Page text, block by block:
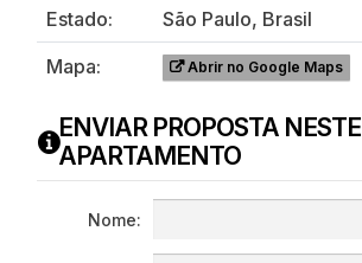
Estado:
São Paulo, Brasil
Mapa:
Abrir no Google Maps
ENVIAR PROPOSTA NESTE
APARTAMENTO
Nome: